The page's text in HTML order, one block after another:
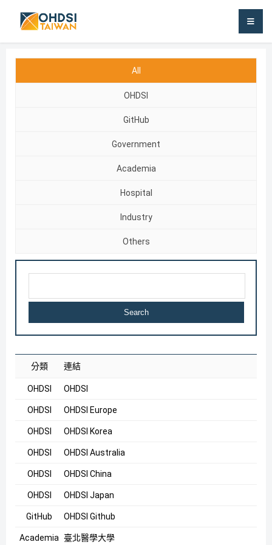
OHDSI TAIWAN
All
OHDSI
GitHub
Government
Academia
Hospital
Industry
Others
Search
分類 連結
OHDSI OHDSI
OHDSI OHDSI Europe
OHDSI OHDSI Korea
OHDSI OHDSI Australia
OHDSI OHDSI China
OHDSI OHDSI Japan
GitHub OHDSI Github
Academia 臺北醫學大學